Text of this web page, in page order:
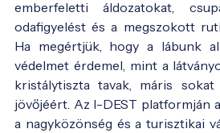
emberfeletti áldozatokat,
odafigyelést és a megszokott
Ha megértjük, hogy a lábunk
védelmet érdemel, mint a
kristálytiszta tavak, máris
jövőjéért. Az I-DEST platformján
a nagyközönség és a turisztikai